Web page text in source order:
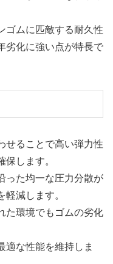
ゴムに匹敵する耐久性
劣化に強い点が特長で
せることで高い弾力性
します。
った均一な圧力分散が
減します。
た環境でもゴムの劣化
適な性能を維持しま